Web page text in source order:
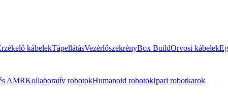
kábelekTápellátásVezérlőszekrényBox BuildOrvosi kábelek
AMRKollaboratív robotokHumanoid robotokIpari robotkarok